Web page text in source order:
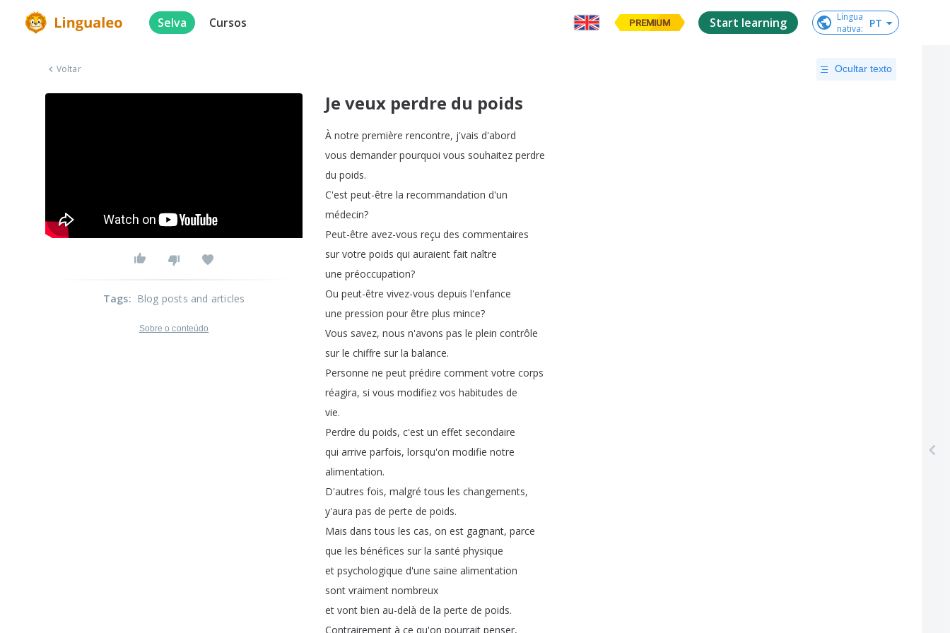
Selva Cursos PREMIUM Start learning
Língua
nativa: PT
Voltar Ocultar texto
Je veux perdre du poids
À notre première rencontre, j'vais d'abord
vous demander pourquoi vous souhaitez perdre
du poids.
C'est peut-être la recommandation d'un
médecin?
Peut-être avez-vous reçu des commentaires
sur votre poids qui auraient fait naître
une préoccupation?
Ou peut-être vivez-vous depuis l'enfance
une pression pour être plus mince?
Vous savez, nous n'avons pas le plein contrôle
sur le chiffre sur la balance.
Personne ne peut prédire comment votre corps
réagira, si vous modifiez vos habitudes de
vie.
Perdre du poids, c'est un effet secondaire
qui arrive parfois, lorsqu'on modifie notre
alimentation.
D'autres fois, malgré tous les changements,
y'aura pas de perte de poids.
Mais dans tous les cas, on est gagnant, parce
que les bénéfices sur la santé physique
et psychologique d'une saine alimentation
sont vraiment nombreux
et vont bien au-delà de la perte de poids.
Contrairement à ce qu'on pourrait penser,
Tags: Blog posts and articles
Sobre o conteúdo